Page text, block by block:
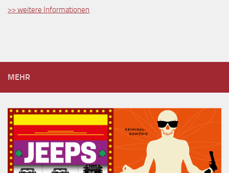
>> weitere Informationen
MEHR